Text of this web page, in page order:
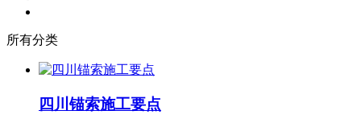
所有分类
四川锚索施工要点